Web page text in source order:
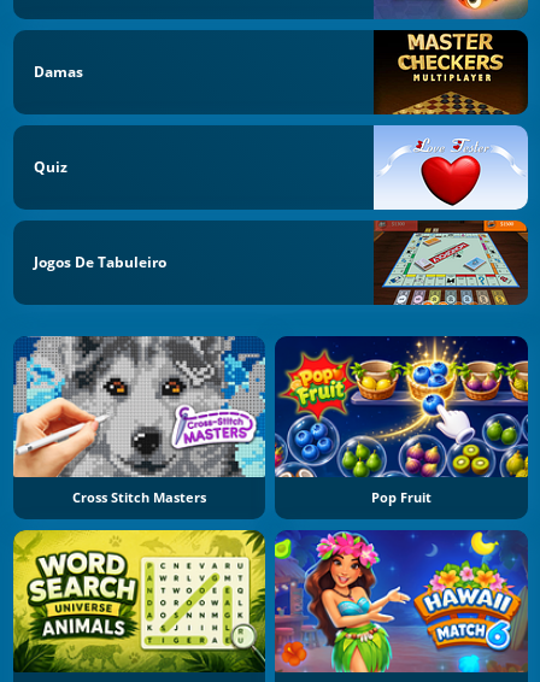
Damas
Quiz
Jogos De Tabuleiro
Cross Stitch Masters Pop Fruit